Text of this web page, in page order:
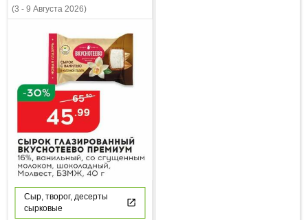
(3 - 9 Августа 2026)
Сыр, творог, десерты
сырковые